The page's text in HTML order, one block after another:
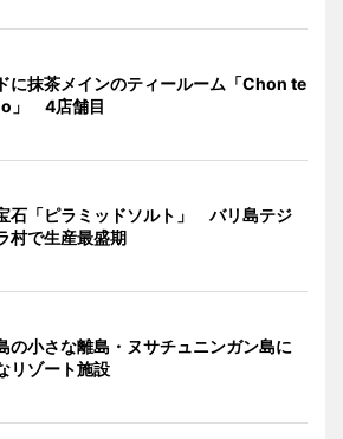
に抹茶メインのティールーム「Chon te
」 4店舗目
石「ピラミッドソルト」 バリ島テジ
村で生産最盛期
の小さな離島・ヌサチュニンガン島に
リゾート施設